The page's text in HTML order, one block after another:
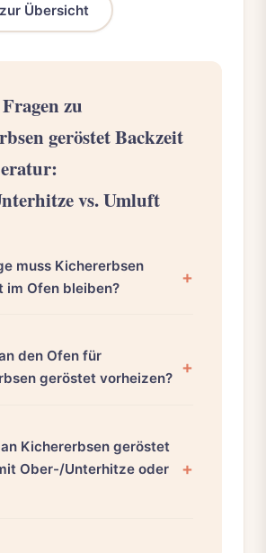
Übersicht
zu
geröstet Backzeit
vs. Umluft
muss Kichererbsen
im Ofen bleiben?
den Ofen für
geröstet vorheizen?
Kichererbsen geröstet
Ober-/Unterhitze oder